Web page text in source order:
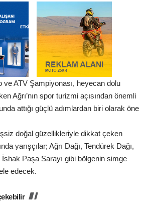
ve ATV Şampiyonası, heyecan dolu
Ağrı’nın spor turizmi açısından önemli
attığı güçlü adımlardan biri olarak öne
doğal güzellikleriyle dikkat çeken
yarışçılar; Ağrı Dağı, Tendürek Dağı,
Paşa Sarayı gibi bölgenin simge
edecek.